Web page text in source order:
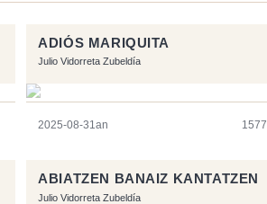
ADIÓS MARIQUITA
Julio Vidorreta Zubeldía
2025-08-31an 1577
ABIATZEN BANAIZ KANTATZEN
Julio Vidorreta Zubeldía